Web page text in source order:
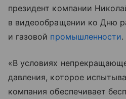
президент компании
в видеообращении ко Дню
и газовой промышленности.
«В условиях
давления, которое
компания обеспечивает